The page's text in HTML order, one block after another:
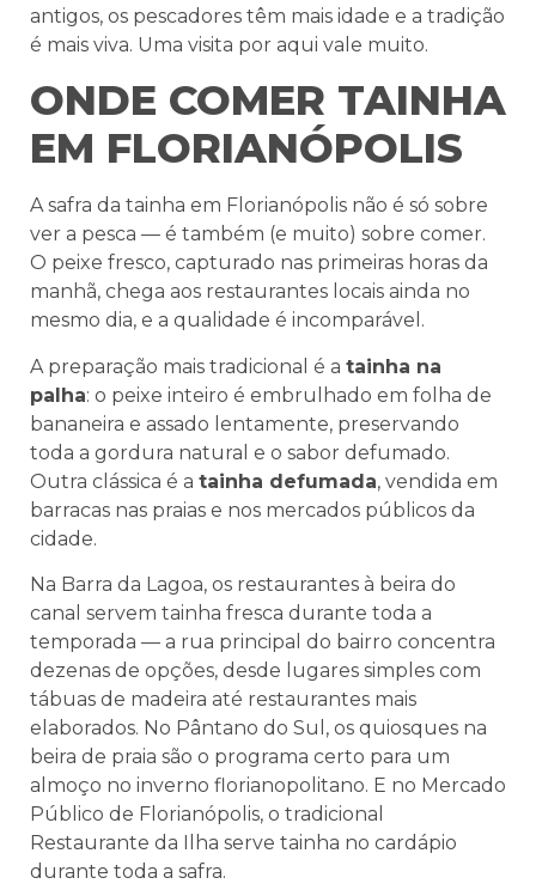
antigos, os pescadores têm mais idade e a tradição
é mais viva. Uma visita por aqui vale muito.
ONDE COMER TAINHA
EM FLORIANÓPOLIS
A safra da tainha em Florianópolis não é só sobre
ver a pesca — é também (e muito) sobre comer.
O peixe fresco, capturado nas primeiras horas da
manhã, chega aos restaurantes locais ainda no
mesmo dia, e a qualidade é incomparável.
A preparação mais tradicional é a tainha na
palha: o peixe inteiro é embrulhado em folha de
bananeira e assado lentamente, preservando
toda a gordura natural e o sabor defumado.
Outra clássica é a tainha defumada, vendida em
barracas nas praias e nos mercados públicos da
cidade.
Na Barra da Lagoa, os restaurantes à beira do
canal servem tainha fresca durante toda a
temporada — a rua principal do bairro concentra
dezenas de opções, desde lugares simples com
tábuas de madeira até restaurantes mais
elaborados. No Pântano do Sul, os quiosques na
beira de praia são o programa certo para um
almoço no inverno florianopolitano. E no Mercado
Público de Florianópolis, o tradicional
Restaurante da Ilha serve tainha no cardápio
durante toda a safra.